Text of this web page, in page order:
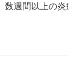
数週間以上の